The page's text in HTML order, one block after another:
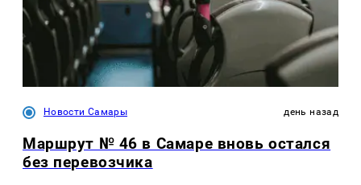
Новости Самары день назад
Маршрут № 46 в Самаре вновь остался
без перевозчика